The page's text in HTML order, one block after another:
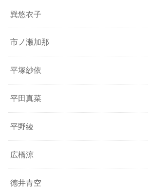
巽悠衣子
市ノ瀬加那
平塚紗依
平田真菜
平野綾
広橋涼
徳井青空